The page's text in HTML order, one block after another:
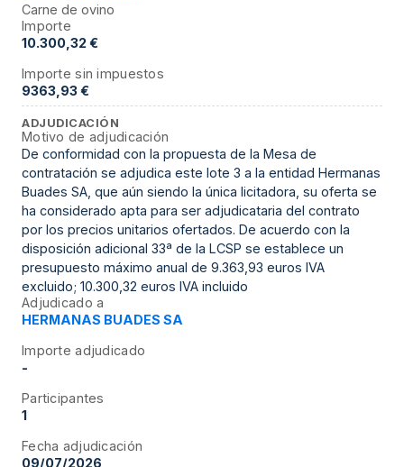
Carne de ovino
Importe
10.300,32 €
Importe sin impuestos
9363,93 €
ADJUDICACIÓN
Motivo de adjudicación
De conformidad con la propuesta de la Mesa de
contratación se adjudica este lote 3 a la entidad Hermanas
Buades SA, que aún siendo la única licitadora, su oferta se
ha considerado apta para ser adjudicataria del contrato
por los precios unitarios ofertados. De acuerdo con la
disposición adicional 33ª de la LCSP se establece un
presupuesto máximo anual de 9.363,93 euros IVA
excluido; 10.300,32 euros IVA incluido
Adjudicado a
HERMANAS BUADES SA
Importe adjudicado
-
Participantes
1
Fecha adjudicación
09/07/2026